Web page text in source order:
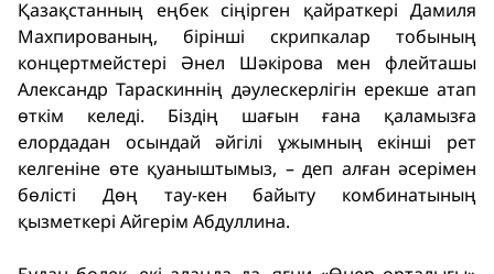
Қазақстанның еңбек сіңірген қайраткері Дамиля
Махпированың, бірінші скрипкалар тобының
концертмейстері Әнел Шәкірова мен флейташы
Александр Тараскиннің дәулескерлігін ерекше атап
өткім келеді. Біздің шағын ғана қаламызға
елордадан осындай әйгілі ұжымның екінші рет
келгеніне өте қуаныштымыз, – деп алған әсерімен
бөлісті Дөң тау-кен байыту комбинатының
қызметкері Айгерім Абдуллина.